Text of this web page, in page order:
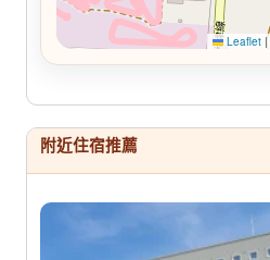
Leaflet |
附近住宿推薦